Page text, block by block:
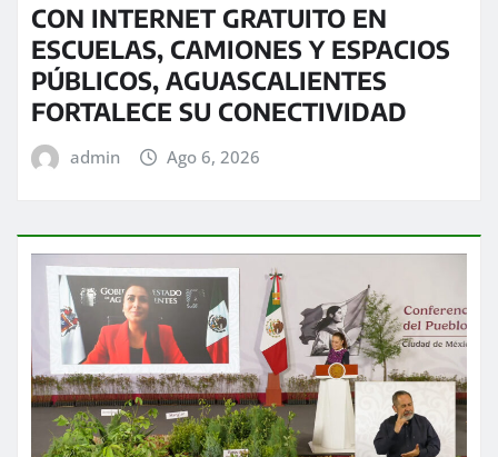
CON INTERNET GRATUITO EN
ESCUELAS, CAMIONES Y ESPACIOS
PÚBLICOS, AGUASCALIENTES
FORTALECE SU CONECTIVIDAD
admin Ago 6, 2026